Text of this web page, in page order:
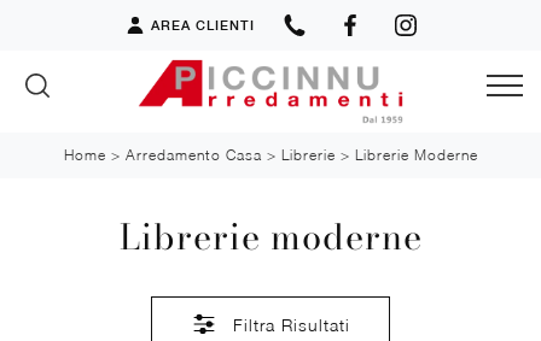
AREA CLIENTI
Home > Arredamento Casa > Librerie > Librerie Moderne
Librerie moderne
Filtra Risultati